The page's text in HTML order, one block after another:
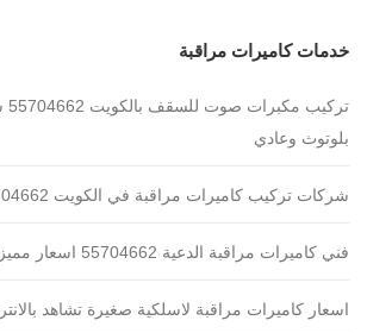
خدمات كاميرات مراقبة
بلوتوث وعادي
شركات تركيب كاميرات مراقبة في الكويت 55704662
فني كاميرات مراقبة الدعية 55704662 اسعار مميزة
اسعار كاميرات مراقبة لاسلكية صغيرة تشاهد